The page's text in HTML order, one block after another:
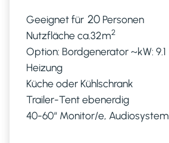
Geeignet für 20 Personen
Nutzfläche ca.32m2
Option: Bordgenerator ~kW: 9.1
Heizung
Küche oder Kühlschrank
Trailer-Tent ebenerdig
40-60“ Monitor/e, Audiosystem